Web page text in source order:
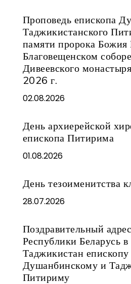
Проповедь епископа
Таджикистанского
памяти пророка
Благовещенском
Дивеевского
2026 г.
02.08.2026
День архиерейской
епископа Питирима
01.08.2026
День тезоименитства
28.07.2026
Поздравительный
Республики Беларусь
Таджикистан епископу
Душанбинскому и
Питириму